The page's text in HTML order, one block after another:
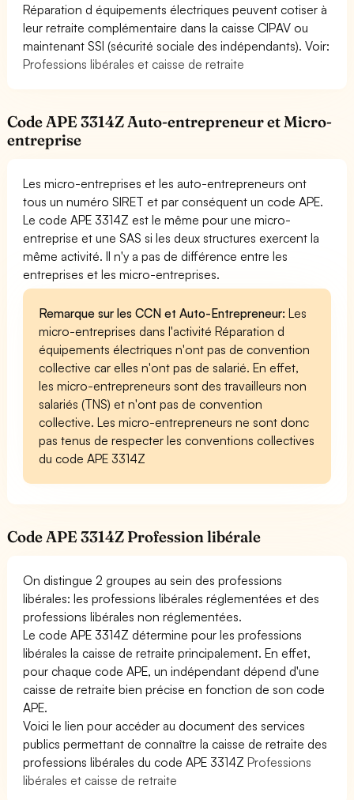
Réparation d équipements électriques peuvent cotiser à
leur retraite complémentaire dans la caisse CIPAV ou
maintenant SSI (sécurité sociale des indépendants). Voir:
Professions libérales et caisse de retraite
Code APE 3314Z Auto-entrepreneur et Micro-
entreprise
Les micro-entreprises et les auto-entrepreneurs ont
tous un numéro SIRET et par conséquent un code APE.
Le code APE 3314Z est le même pour une micro-
entreprise et une SAS si les deux structures exercent la
même activité. Il n'y a pas de différence entre les
entreprises et les micro-entreprises.
Remarque sur les CCN et Auto-Entrepreneur: Les
micro-entreprises dans l'activité Réparation d
équipements électriques n'ont pas de convention
collective car elles n'ont pas de salarié. En effet,
les micro-entrepreneurs sont des travailleurs non
salariés (TNS) et n'ont pas de convention
collective. Les micro-entrepreneurs ne sont donc
pas tenus de respecter les conventions collectives
du code APE 3314Z
Code APE 3314Z Profession libérale
On distingue 2 groupes au sein des professions
libérales: les professions libérales réglementées et des
professions libérales non réglementées.
Le code APE 3314Z détermine pour les professions
libérales la caisse de retraite principalement. En effet,
pour chaque code APE, un indépendant dépend d'une
caisse de retraite bien précise en fonction de son code
APE.
Voici le lien pour accéder au document des services
publics permettant de connaître la caisse de retraite des
professions libérales du code APE 3314ZProfessions
libérales et caisse de retraite